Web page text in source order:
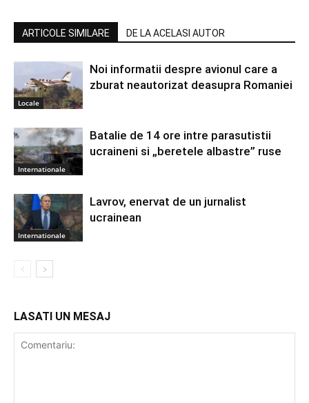
ARTICOLE SIMILARE DE LA ACELASI AUTOR
Locale
Noi informatii despre avionul care a
zburat neautorizat deasupra Romaniei
Internationale
Batalie de 14 ore intre parasutistii
ucraineni si „beretele albastre” ruse
Internationale
Lavrov, enervat de un jurnalist
ucrainean
LASATI UN MESAJ